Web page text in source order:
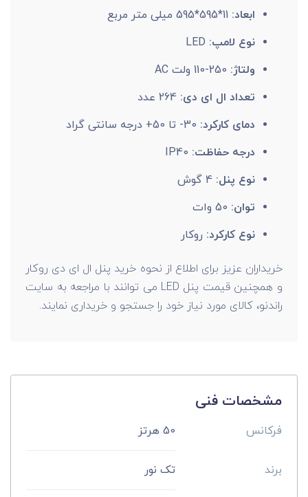
ابعاد: 11*595*595 میلی متر مربع
نوع لامپ:
ولتاژ:
تعداد ال ای دی: 264 عدد
دمای کارکرد:
درجه حفاظت: IP40
نوع پنل: 4 گوش
توان: 50 وات
نوع کارکرد: روکار
خریداران عزیز برای اطلاع از نحوه خرید پنل ال ای دی روکار
و همچنین قیمت پنل LED می توانند با مراجعه به سایت
راندنو، کالای مورد نیاز خود را جستجو و خریداری نمایند.
مشخصات فنی
فرکانس 50 هرتز
برند تک نور